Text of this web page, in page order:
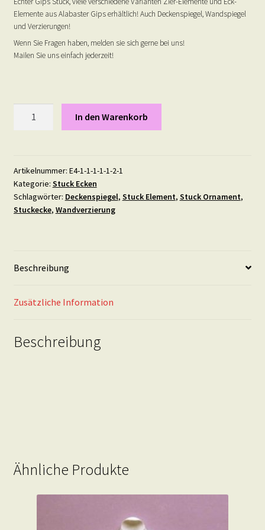
Elemente aus Alabaster Gips erhältlich! Auch Deckenspiegel, Wandspiegel
und Verzierungen!
Wenn Sie Fragen haben, melden sie sich gerne bei uns!
Mailen Sie uns einfach jederzeit!
Menge
In den Warenkorb
Artikelnummer: E4-1-1-1-1-1-2-1
Kategorie: Stuck Ecken
Schlagwörter: Deckenspiegel, Stuck Element, Stuck Ornament,
Stuckecke, Wandverzierung
Beschreibung
Zusätzliche Information
Beschreibung
Ähnliche Produkte